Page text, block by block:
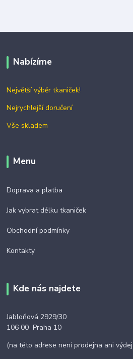
Nabízíme
Největší výběr tkaniček!
Nejrychlejší doručení
Vše skladem
Menu
Doprava a platba
Jak vybrat délku tkaniček
Obchodní podmínky
Kontakty
Kde nás najdete
Jabloňová 2929/30
106 00 Praha 10
(na této adrese není prodejna ani